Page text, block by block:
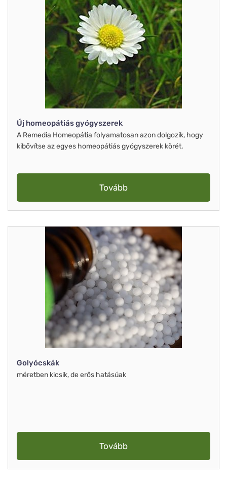
Új homeopátiás gyógyszerek
A Remedia Homeopátia folyamatosan azon dolgozik, hogy
kibővítse az egyes homeopátiás gyógyszerek körét.
Tovább
Golyócskák
méretben kicsik, de erős hatásúak
Tovább